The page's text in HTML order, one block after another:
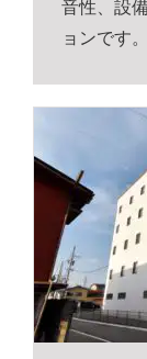
音性、設
ョンです。